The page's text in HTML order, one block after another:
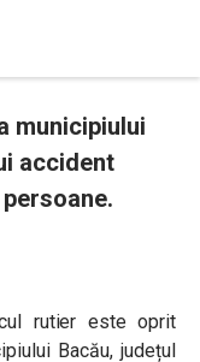
municipiului
accident
rutier este oprit
Bacău, județul